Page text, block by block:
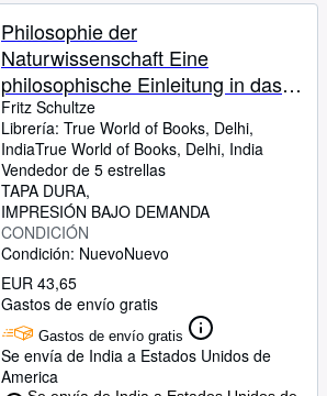
Philosophie der
Naturwissenschaft Eine
philosophische Einleitung in das
Studium der Natur und ihrer
Wissenschaften , Volume 1 1881
[LeatherBound]
Fritz Schultze
Librería: True World of Books, Delhi,
IndiaTrue World of Books, Delhi, India
Vendedor de 5 estrellas
TAPA DURA
IMPRESIÓN BAJO DEMANDA
CONDICIÓN
Condición: NuevoNuevo
EUR 43,65
Gastos de envío gratis
Gastos de envío gratis
Se envía de India a Estados Unidos de
America